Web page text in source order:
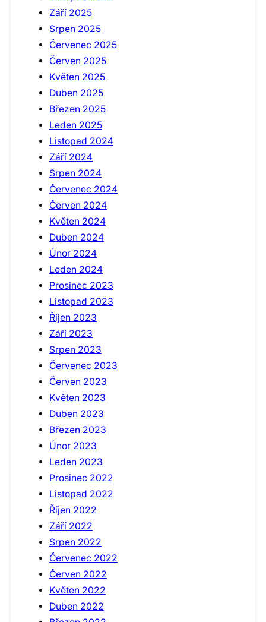
Září 2025
Srpen 2025
Červenec 2025
Červen 2025
Květen 2025
Duben 2025
Březen 2025
Leden 2025
Listopad 2024
Září 2024
Srpen 2024
Červenec 2024
Červen 2024
Květen 2024
Duben 2024
Únor 2024
Leden 2024
Prosinec 2023
Listopad 2023
Říjen 2023
Září 2023
Srpen 2023
Červenec 2023
Červen 2023
Květen 2023
Duben 2023
Březen 2023
Únor 2023
Leden 2023
Prosinec 2022
Listopad 2022
Říjen 2022
Září 2022
Srpen 2022
Červenec 2022
Červen 2022
Květen 2022
Duben 2022